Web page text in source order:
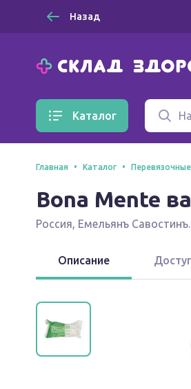
Назад
Каталог
Главная Каталог
Bona Mente
Россия, Емельянъ
Описание